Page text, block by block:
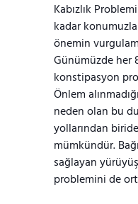
Kabızlık
kadar
önemin
Günümüzde her
konstipasyon
Önlem
neden olan bu
yollarından
mümkündür.
sağlayan
problemini de